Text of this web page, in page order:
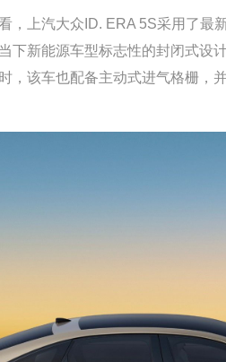
上汽大众ID. ERA 5S采用了最
下新能源车型标志性的封闭式设
，该车也配备主动式进气格栅，